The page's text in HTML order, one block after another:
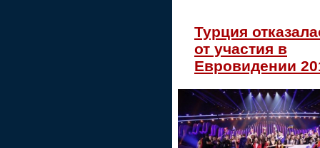
Турция
от участия в
Евровидении